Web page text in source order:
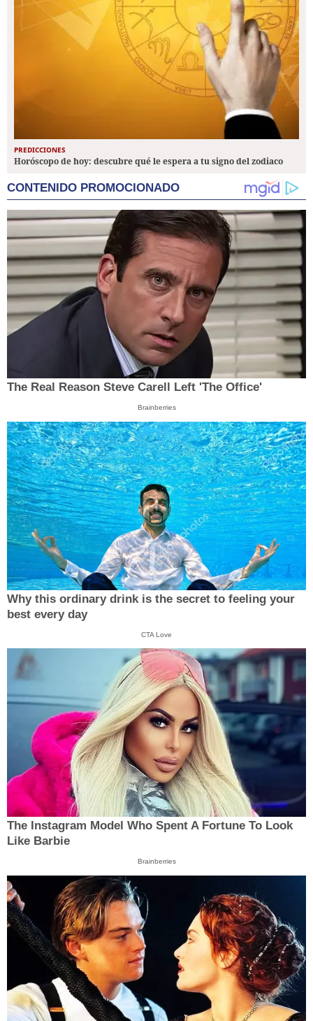
PREDICCIONES
Horóscopo de hoy: descubre qué le espera a tu signo del zodiaco
CONTENIDO PROMOCIONADO
The Real Reason Steve Carell Left 'The Office'
Brainberries
Why this ordinary drink is the secret to feeling your
best every day
CTA Love
The Instagram Model Who Spent A Fortune To Look
Like Barbie
Brainberries